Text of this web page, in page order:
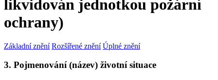
likvidován jednotkou požární
ochrany)
Základní znění Rozšířené znění Úplné znění
3. Pojmenování (název) životní situace